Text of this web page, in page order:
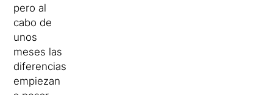
pero al
cabo de
unos
meses las
diferencias
empiezan